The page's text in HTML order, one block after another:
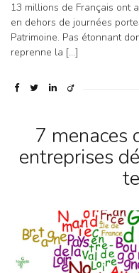
13 millions de Français ont
en dehors de journées
Patrimoine. Pas étonnant
reprenne la […]
7 menaces
entreprises